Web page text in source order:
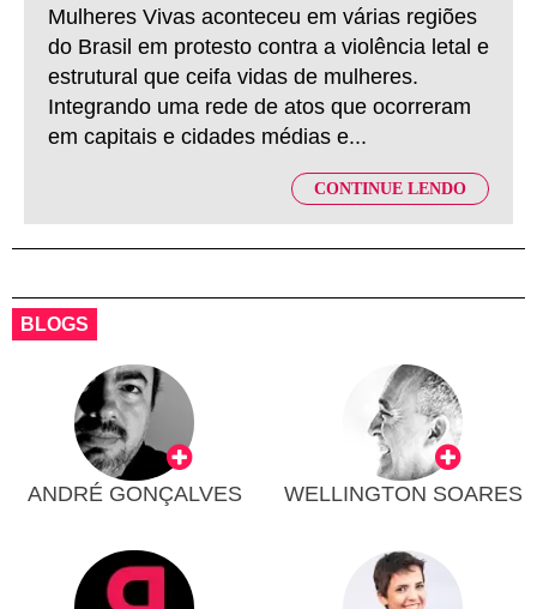
Mulheres Vivas aconteceu em várias regiões
do Brasil em protesto contra a violência letal e
estrutural que ceifa vidas de mulheres.
Integrando uma rede de atos que ocorreram
em capitais e cidades médias e...
CONTINUE LENDO
BLOGS
ANDRÉ GONÇALVES WELLINGTON SOARES